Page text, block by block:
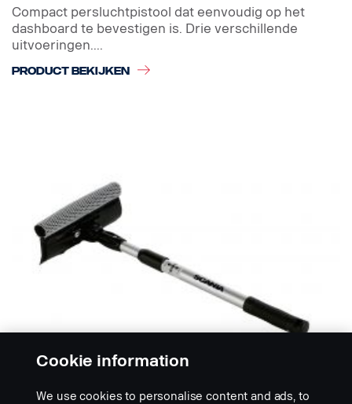
Compact persluchtpistool dat eenvoudig op het
dashboard te bevestigen is. Drie verschillende
uitvoeringen....
PRODUCT BEKIJKEN
Cookie information
We use cookies to personalise content and ads, to